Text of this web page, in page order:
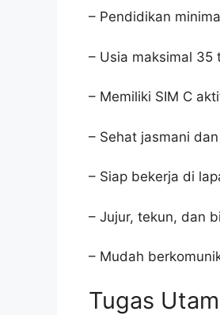
– Pendidikan
– Usia maksimal 35
– Memiliki SIM C
– Sehat jasmani
– Siap bekerja di
– Jujur, tekun, dan
– Mudah
Tugas